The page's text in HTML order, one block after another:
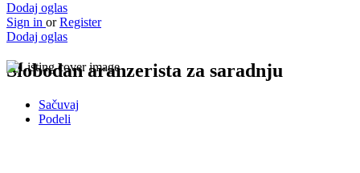
Dodaj oglas
Sign in or Register
Dodaj oglas
Slobodan aranzerista za saradnju
Sačuvaj
Podeli